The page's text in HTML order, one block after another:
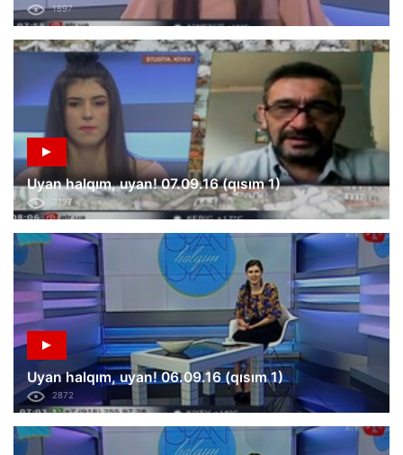
1897
Uyan halqım, uyan! 07.09.16 (qısım 1)
3127
Uyan halqım, uyan! 06.09.16 (qısım 1)
2872